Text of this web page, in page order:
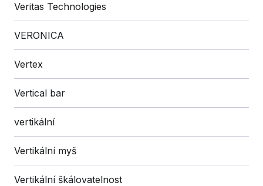
Veritas Technologies
VERONICA
Vertex
Vertical bar
vertikální
Vertikální myš
Vertikální škálovatelnost